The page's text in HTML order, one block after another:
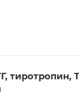
тиротропин,